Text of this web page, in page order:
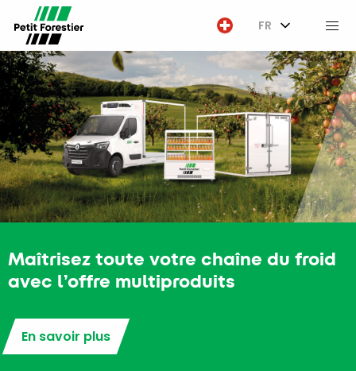
FR
Maîtrisez toute votre chaîne du froid
avec l’offre multiproduits
En savoir plus